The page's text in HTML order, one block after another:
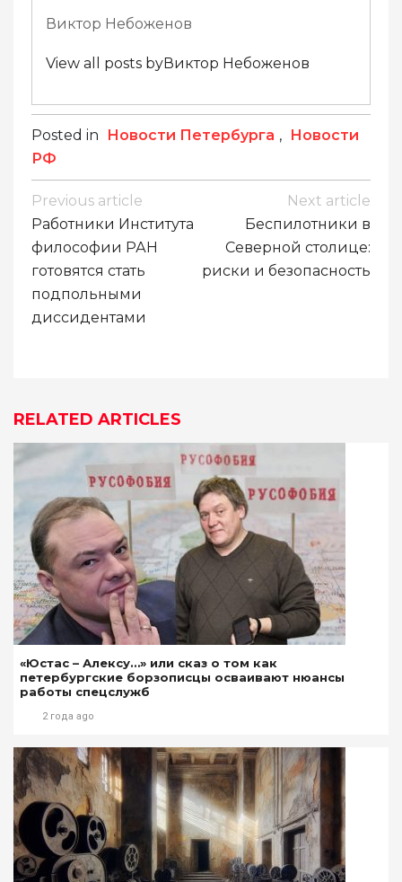
Виктор Небоженов
View all posts byВиктор Небоженов
Posted in Новости Петербурга , Новости
РФ
Навигация
по
записям
Previous article
Работники Института
философии РАН
готовятся стать
подпольными
диссидентами
Next article
Беспилотники в
Северной столице:
риски и безопасность
RELATED ARTICLES
«Юстас – Алексу…» или сказ о том как
петербургские борзописцы осваивают нюансы
работы спецслужб
2 года ago